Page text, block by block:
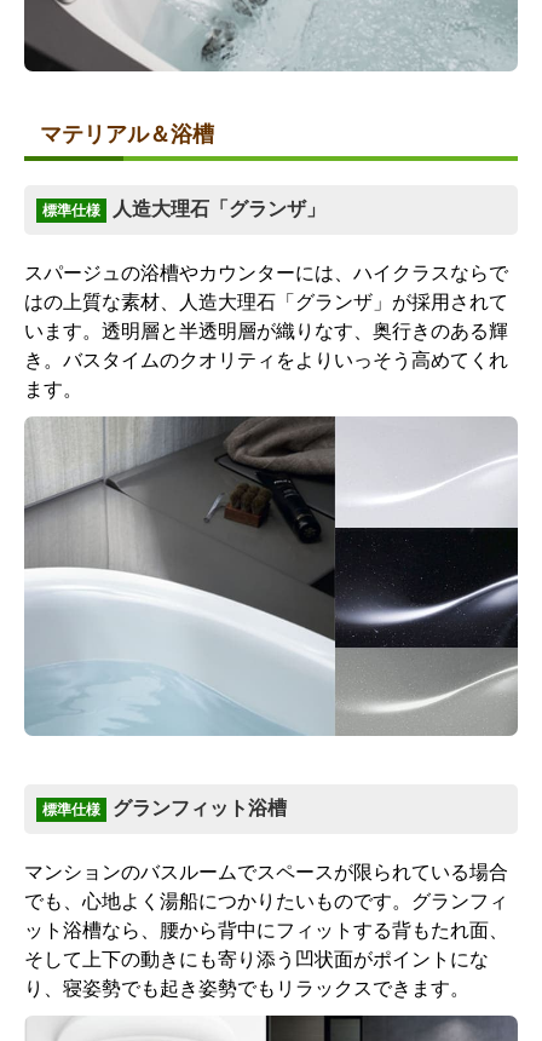
ネオスライス照明(LED)1灯
標準仕様モデル
タテ長ミラー(3080)
標準仕様モデル
収納棚
収納棚180W[クリア](2段)
標準仕様モデル
タオル掛
標準仕様モデル
お客様のご要望に応じた機器のグレードアップも可能
マテリアル＆浴槽
標準仕様 人造大理石「グランザ」
スパージュの浴槽やカウンターには、ハイクラスならで
はの上質な素材、人造大理石「グランザ」が採用されて
います。透明層と半透明層が織りなす、奥行きのある輝
き。バスタイムのクオリティをよりいっそう高めてくれ
ます。
標準仕様 グランフィット浴槽
マンションのバスルームでスペースが限られている場合
でも、心地よく湯船につかりたいものです。グランフィ
ット浴槽なら、腰から背中にフィットする背もたれ面、
そして上下の動きにも寄り添う凹状面がポイントにな
り、寝姿勢でも起き姿勢でもリラックスできます。